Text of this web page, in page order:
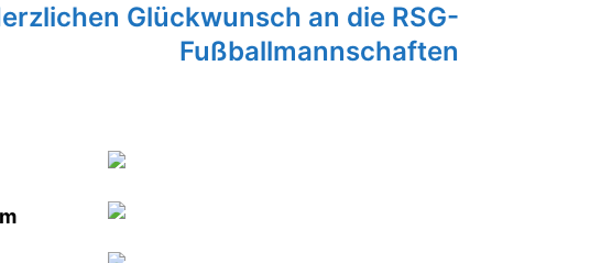
Glückwunsch an die RSG-
Fußballmannschaften